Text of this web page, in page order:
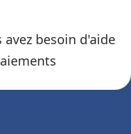
besoin d'aide